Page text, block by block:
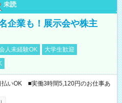
未読
企業も！展示会や株主
人未経験OK
大学生歓迎
いOK ■実働3時間5,120円のお仕事あ